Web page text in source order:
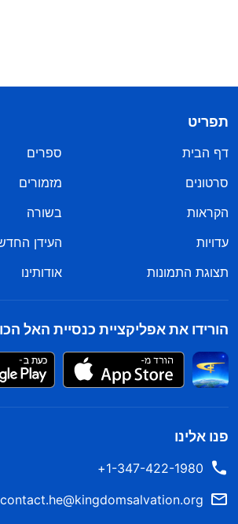
תפריט
דף הבית
ספרים
סרטונים
מזמורים
הקראות
בשורה
עדויות
העידן
תצוגת התמונות
אודותינו
הורידו את אפליקציית כנסיית האל
פנו אלינו
1-347-422-1980+
contact.he@kingdomsalvation.org